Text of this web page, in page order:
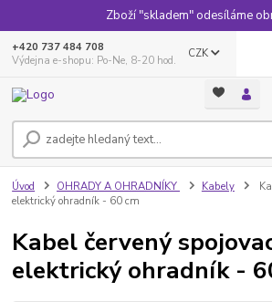
Zboží "skladem" odesíláme
CZK
+420 737 484 708
Výdejna e-shopu: Po-Ne, 8-20 hod.
Úvod OHRADY A OHRADNÍKY Kabely
elektrický ohradník - 60 cm
Kabel červený
elektrický ohradník -